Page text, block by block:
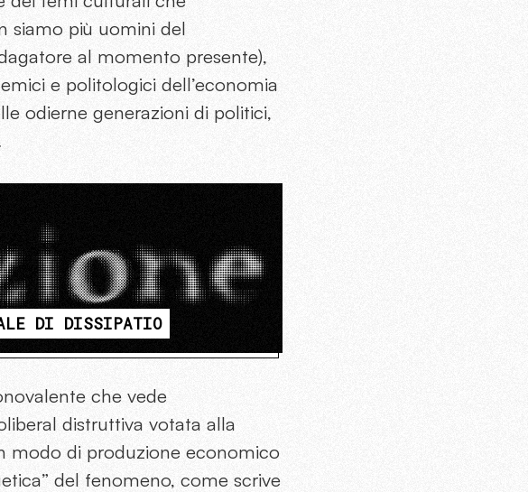
siamo più uomini del
al momento presente),
e politologici dell’economia
odierne generazioni di politici,
DI DISSIPATIO
che vede
distruttiva votata alla
modo di produzione economico
del fenomeno, come scrive